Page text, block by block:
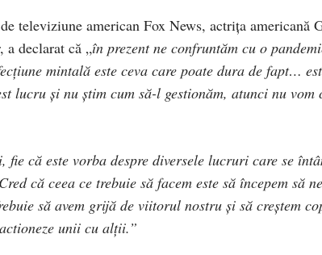
televiziune american Fox News, actrița americană
a declarat că „în prezent ne confruntăm cu o
mintală este ceva care poate dura de fapt…
lucru și nu știm cum să-l gestionăm, atunci nu vom
fie că este vorba despre diversele lucruri care se
că ceea ce trebuie să facem este să începem să
să avem grijă de viitorul nostru și să creștem
unii cu alții.”